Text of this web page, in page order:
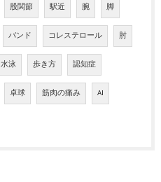
股関節 駅近 腕 脚
バンド コレステロール 肘
水泳 歩き方 認知症
卓球 筋肉の痛み AI